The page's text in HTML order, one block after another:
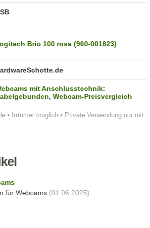
• Irrtümer möglich • Private Verwendung nur mit
Brio 100 rosa (960-001623)
mit Anschlusstechnik:
,Webcam-Preisvergleich
für Webcams(01.06.2025)